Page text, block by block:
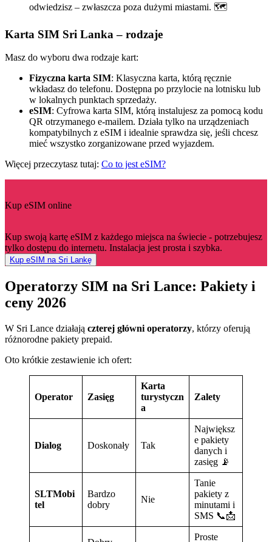
odwiedzisz – zwłaszcza poza dużymi miastami. 🗺️
Karta SIM Sri Lanka – rodzaje
Masz do wyboru dwa rodzaje kart:
Fizyczna karta SIM: Klasyczna karta, którą ręcznie
wkładasz do telefonu. Dostępna po przylocie na lotnisku lub
w lokalnych punktach sprzedaży.
eSIM: Cyfrowa karta SIM, którą instalujesz za pomocą kodu
QR otrzymanego e-mailem. Działa tylko na urządzeniach
kompatybilnych z eSIM i idealnie sprawdza się, jeśli chcesz
mieć wszystko zorganizowane przed wyjazdem.
Więcej przeczytasz tutaj: Co to jest eSIM?
Kup eSIM online
Kup swoją kartę eSIM z każdego miejsca na świecie - potrzebujesz
tylko dostępu do internetu. Instalacja jest prosta i szybka.
Kup eSIM na Sri Lankę
Operatorzy SIM na Sri Lance: Pakiety i
ceny 2026
W Sri Lance działają czterej główni operatorzy, którzy oferują
różnorodne pakiety prepaid.
Oto krótkie zestawienie ich ofert:
Operator Zasięg
Karta
turystyczn
a
Zalety
Dialog Doskonały Tak
Największ
e pakiety
danych i
zasięg 📡
SLTMobi
tel
Bardzo
dobry
Nie
Tanie
pakiety z
minutami i
SMS 📞📩
Proste